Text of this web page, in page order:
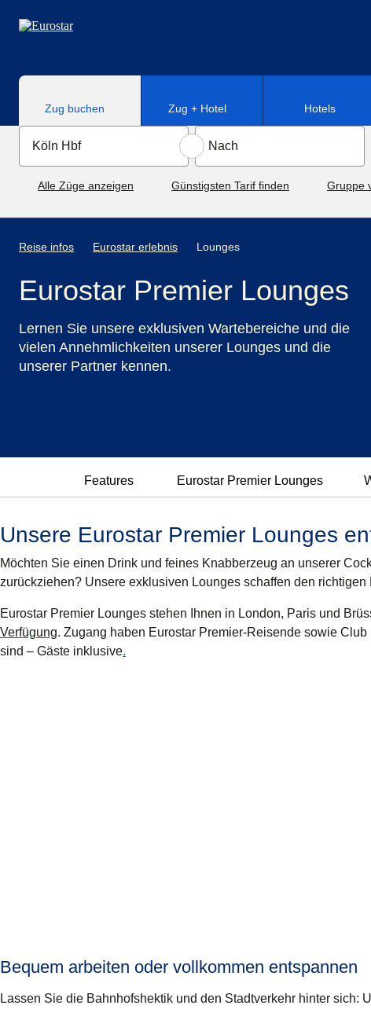
Zug buchen Zug + Hotel Hotels
Alle Züge anzeigen Günstigsten Tarif finden Gruppe
Reise infos Eurostar erlebnis Lounges
Eurostar Premier Lounges
Lernen Sie unsere exklusiven Wartebereiche und die
vielen Annehmlichkeiten unserer Lounges und die
unserer Partner kennen.
Features Eurostar Premier Lounges
Unsere Eurostar Premier Lounges
Möchten Sie einen Drink und feines Knabberzeug an unserer
zurückziehen? Unsere exklusiven Lounges schaffen den richtigen
Eurostar Premier Lounges stehen Ihnen in London, Paris und
Verfügung. Zugang haben Eurostar Premier-Reisende sowie
sind – Gäste inklusive.
Bequem arbeiten oder vollkommen entspannen
Lassen Sie die Bahnhofshektik und den Stadtverkehr hinter sich: